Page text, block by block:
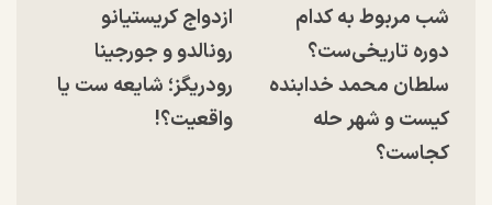
شب مربوط به کدام
دوره تاریخی‌ست؟
سلطان محمد خدابنده
کیست و شهر حله
کجاست؟
ازدواج کریستیانو
رونالدو و جورجینا
رودریگز؛ شایعه ست یا
واقعیت؟!